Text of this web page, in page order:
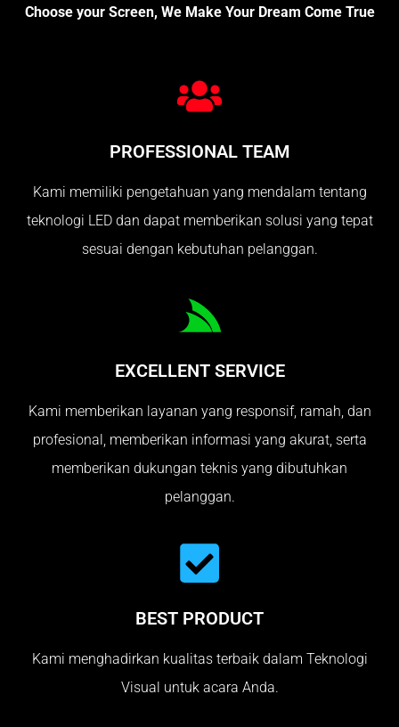
Choose your Screen, We Make Your Dream Come True
PROFESSIONAL TEAM
Kami memiliki pengetahuan yang mendalam tentang
teknologi LED dan dapat memberikan solusi yang tepat
sesuai dengan kebutuhan pelanggan.
EXCELLENT SERVICE
Kami memberikan layanan yang responsif, ramah, dan
profesional, memberikan informasi yang akurat, serta
memberikan dukungan teknis yang dibutuhkan
pelanggan.
BEST PRODUCT
Kami menghadirkan kualitas terbaik dalam Teknologi
Visual untuk acara Anda.